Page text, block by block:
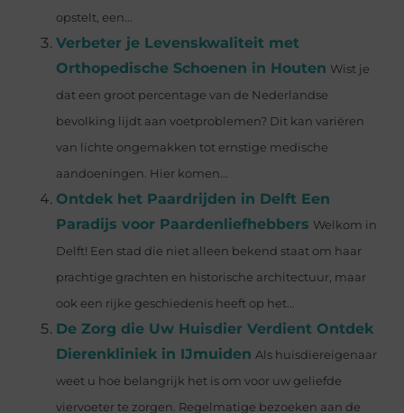
opstelt, een...
Verbeter je Levenskwaliteit met
Orthopedische Schoenen in Houten Wist je
dat een groot percentage van de Nederlandse
bevolking lijdt aan voetproblemen? Dit kan variëren
van lichte ongemakken tot ernstige medische
aandoeningen. Hier komen...
Ontdek het Paardrijden in Delft Een
Paradijs voor Paardenliefhebbers Welkom in
Delft! Een stad die niet alleen bekend staat om haar
prachtige grachten en historische architectuur, maar
ook een rijke geschiedenis heeft op het...
De Zorg die Uw Huisdier Verdient Ontdek
Dierenkliniek in IJmuiden Als huisdiereigenaar
weet u hoe belangrijk het is om voor uw geliefde
viervoeter te zorgen. Regelmatige bezoeken aan de